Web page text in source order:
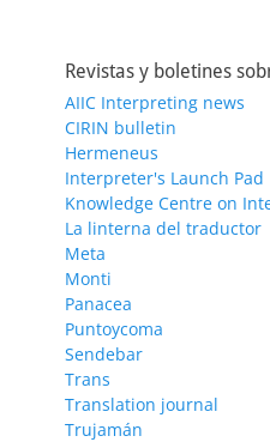
Revistas y boletines
AIIC Interpreting news
CIRIN bulletin
Hermeneus
Interpreter's Launch Pad
Knowledge Centre on
La linterna del traductor
Meta
Monti
Panacea
Puntoycoma
Sendebar
Trans
Translation journal
Trujamán